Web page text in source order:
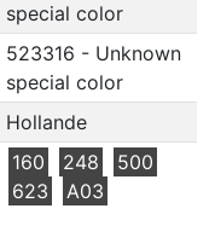
special color
523316 - Unknown
special color
Hollande
160 248
500
623
A03